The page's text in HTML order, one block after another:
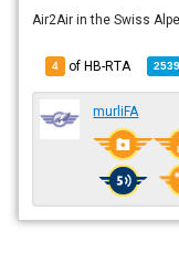
Air2Air in the Swiss
4 of HB-RTA 2539
murliFA